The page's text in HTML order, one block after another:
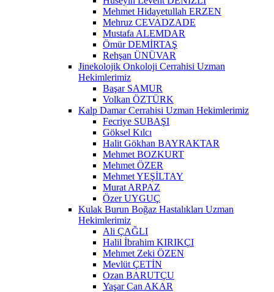
Mehmet Hidayetullah ERZEN
Mehruz CEVADZADE
Mustafa ALEMDAR
Ömür DEMİRTAŞ
Rehşan ÜNÜVAR
Jinekolojik Onkoloji Cerrahisi Uzman
Hekimlerimiz
Başar SAMUR
Volkan ÖZTÜRK
Kalp Damar Cerrahisi Uzman Hekimlerimiz
Fecriye SUBAŞI
Göksel Kılcı
Halit Gökhan BAYRAKTAR
Mehmet BOZKURT
Mehmet ÖZER
Mehmet YEŞİLTAY
Murat ARPAZ
Özer UYGUÇ
Kulak Burun Boğaz Hastalıkları Uzman
Hekimlerimiz
Ali ÇAĞLI
Halil İbrahim KIRIKÇI
Mehmet Zeki ÖZEN
Mevlüt ÇETİN
Ozan BARUTÇU
Yaşar Can AKAR